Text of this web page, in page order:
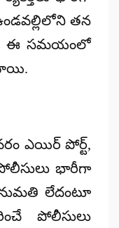
తన
ఈ సమయంలో
ఎయిర్ పోర్ట్,
భారీగా
లేదంటూ
పోలీసులు